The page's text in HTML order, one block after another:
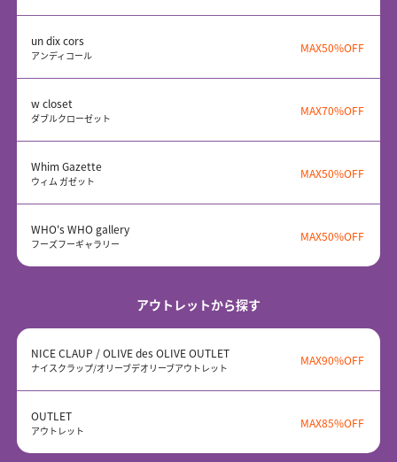
un dix cors
アンディコール
MAX50%OFF
w closet
ダブルクローゼット
MAX70%OFF
Whim Gazette
ウィム ガゼット
MAX50%OFF
WHO's WHO gallery
フーズフーギャラリー
MAX50%OFF
アウトレットから探す
NICE CLAUP / OLIVE des OLIVE OUTLET
ナイスクラップ/オリーブデオリーブアウトレット
MAX90%OFF
OUTLET
アウトレット
MAX85%OFF